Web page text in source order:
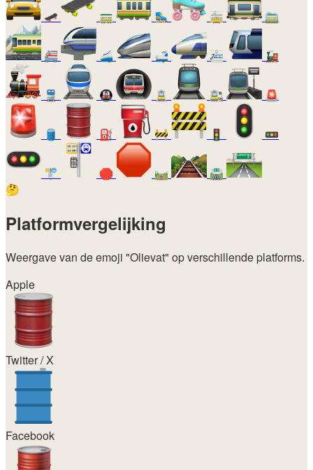
🛹 🚃 🛼 🚋 🚞
🚝 🚄 🚅 🚈 🚂
🚆 🚇 🚊 🚉 🚨
🛢️ ⛽ 🚧 🚦 🚥
🚏 🛑 🛤️
🛣️
🤔
Platformvergelijking
Weergave van de emoji "Olievat" op verschillende platforms.
Apple
Twitter / X
Facebook